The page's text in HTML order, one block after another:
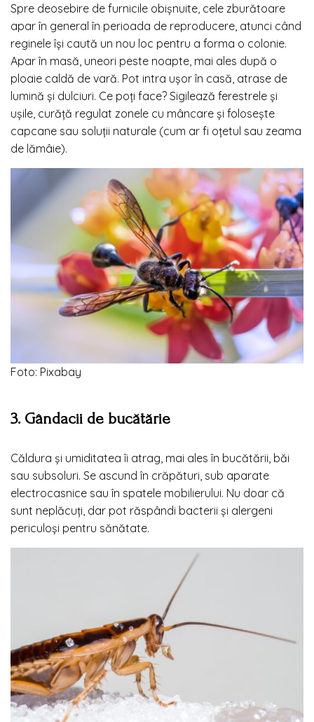
Spre deosebire de furnicile obișnuite, cele zburătoare
apar în general în perioada de reproducere, atunci când
reginele își caută un nou loc pentru a forma o colonie.
Apar în masă, uneori peste noapte, mai ales după o
ploaie caldă de vară. Pot intra ușor în casă, atrase de
lumină și dulciuri. Ce poți face? Sigilează ferestrele și
ușile, curăță regulat zonele cu mâncare și folosește
capcane sau soluții naturale (cum ar fi oțetul sau zeama
de lămâie).
Foto: Pixabay
3. Gândacii de bucătărie
Căldura și umiditatea îi atrag, mai ales în bucătării, băi
sau subsoluri. Se ascund în crăpături, sub aparate
electrocasnice sau în spatele mobilierului. Nu doar că
sunt neplăcuți, dar pot răspândi bacterii și alergeni
periculoși pentru sănătate.